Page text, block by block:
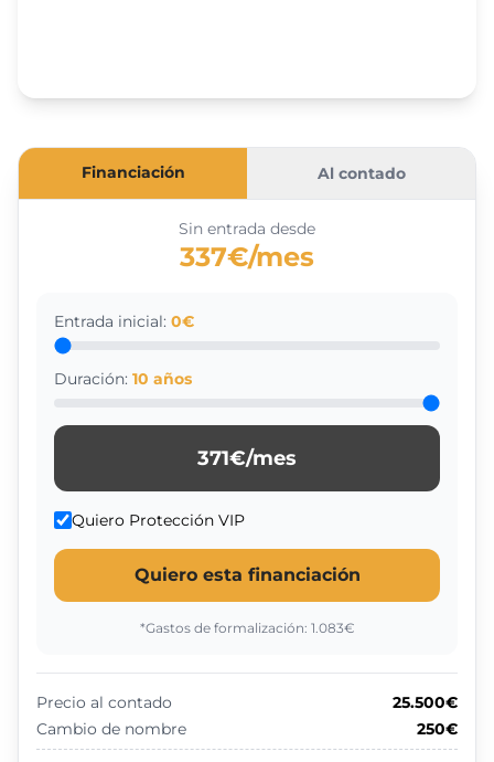
Financiación Al contado
Sin entrada desde
337€/mes
Entrada inicial: 0€
Duración: 10 años
371€/mes
Quiero Protección VIP
Quiero esta financiación
*Gastos de formalización: 1.083€
Precio al contado
25.500€
Cambio de nombre
250€